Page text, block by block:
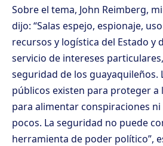
Sobre el tema, John Reimberg,
dijo: “Salas espejo, espionaje,
recursos y logística del Estado y
servicio de intereses
seguridad de los guayaquileños.
públicos existen para proteger a
para alimentar conspiraciones
pocos. La seguridad no puede
herramienta de poder político”,